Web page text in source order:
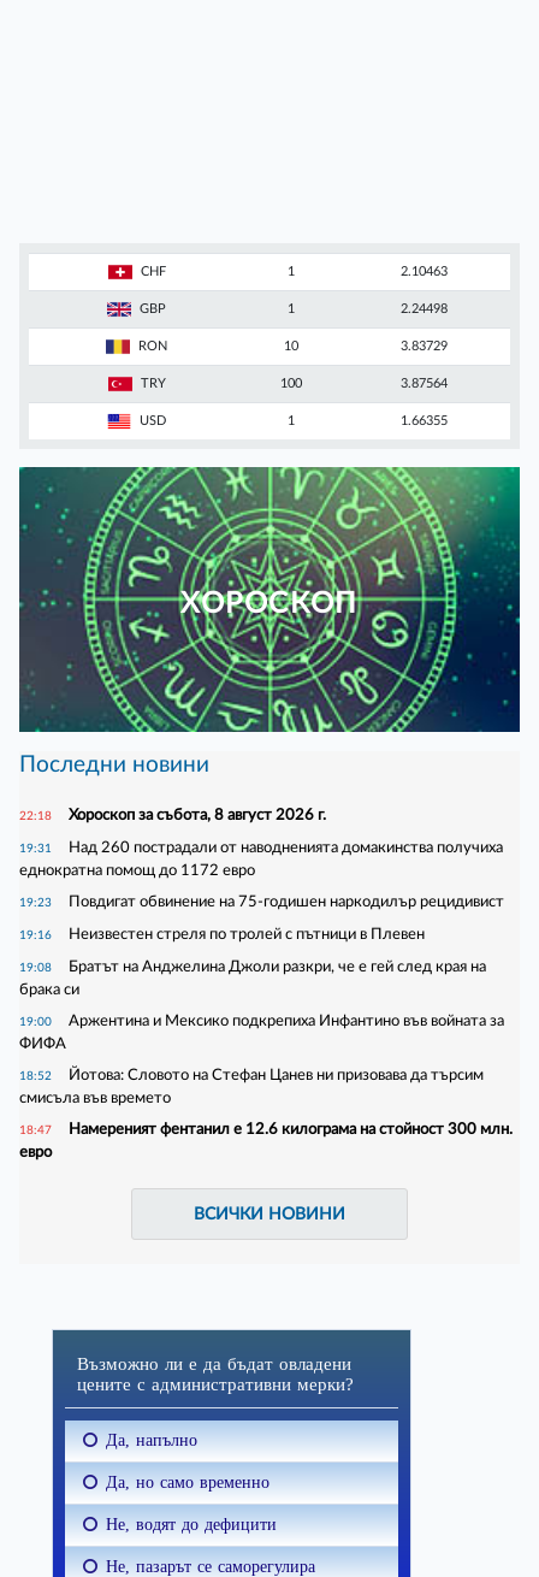
CHF 1 2.10463
GBP 1 2.24498
RON 10 3.83729
TRY 100 3.87564
USD 1 1.66355
ХОРОСКОП
Последни новини
22:18 Хороскоп за събота, 8 август 2026 г.
19:31
Над 260 пострадали от наводненията домакинства получиха
еднократна помощ до 1172 евро
19:23 Повдигат обвинение на 75-годишен наркодилър рецидивист
19:16 Неизвестен стреля по тролей с пътници в Плевен
19:08
Братът на Анджелина Джоли разкри, че е гей след края на
брака си
19:00
Аржентина и Мексико подкрепиха Инфантино във войната за
ФИФА
18:52
Йотова: Словото на Стефан Цанев ни призовава да търсим
смисъла във времето
18:47
Намереният фентанил е 12.6 килограма на стойност 300 млн.
евро
ВСИЧКИ НОВИНИ